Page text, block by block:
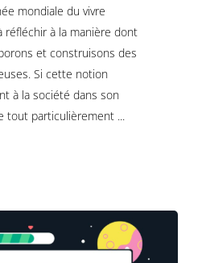
mondiale du vivre
réfléchir à la manière dont
et construisons des
Si cette notion
à la société dans son
tout particulièrement ...